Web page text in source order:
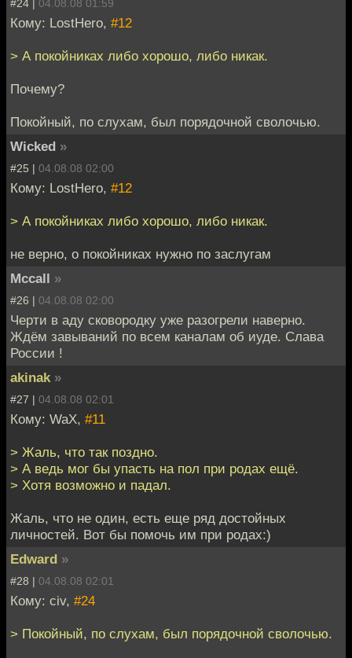
#24 | 04.08.08 01:59
Кому: LostHero, #12
> А покойниках либо хорошо, либо никак.
Почему?
Покойный, по слухам, был порядочной сволочью.
Wicked »
#25 | 04.08.08 02:00
Кому: LostHero, #12
> А покойниках либо хорошо, либо никак.
не верно, о покойниках нужно по заслугам
Mccall »
#26 | 04.08.08 02:00
Черти в аду сковородку уже разогрели наверно.
Ждём завываний по всем каналам об иуде. Слава
России !
akinak »
#27 | 04.08.08 02:01
Кому: WaX, #11
> Жаль, что так поздно.
> А ведь мог бы упасть на пол при родах ещё.
> Хотя возможно и падал.
Жаль, что не один, есть еще ряд достойных
личностей. Вот бы помочь им при родах:)
Edward »
#28 | 04.08.08 02:01
Кому: civ, #24
> Покойный, по слухам, был порядочной сволочью.